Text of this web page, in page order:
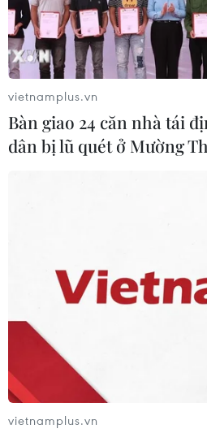
Băng rôn, biểu ngữ dọc con
vietnamplus.vn
Bàn giao 24 căn nhà tái
dân bị lũ quét ở Mường
vietnamplus.vn